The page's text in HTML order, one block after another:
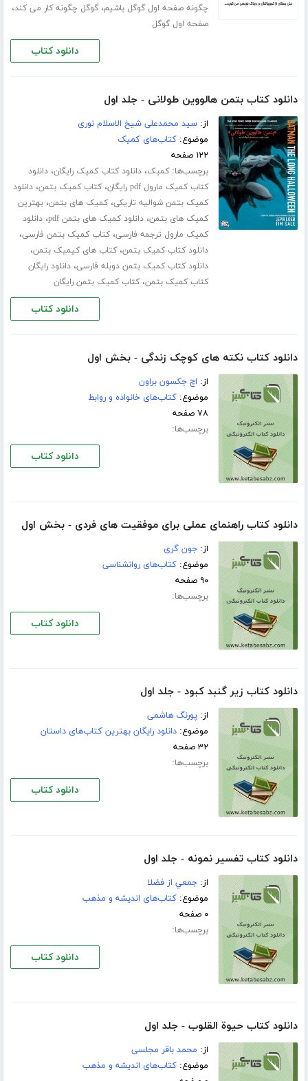
چگونه صفحه اول گوگل باشیم،گوگل چگونه کار می کند،
صفحه اول گوگل
دانلود کتاب
دانلود کتاب بتمن هالووین طولانی - جلد اول
از:سید محمدعلی شیخ الاسلام نوری
موضوع:کتاب‌های کمیک
۱۲۲ صفحه
برچسب‌ها:کمیک،دانلود کتاب کمیک رایگان،دانلود
کتاب کمیک مارول pdf رایگان
،کتاب کمیک بتمن،دانلود
کمیک بتمن شوالیه تاریکی،کمیک های بتمن،بهترین
کمیک های بتمن،دانلود کمیک های بتمن pdf ،دانلود
کمیک مارول ترجمه فارسی،کتاب کمیک بتمن فارسی،
دانلود کتاب کمیک بتمن،کتاب های کیمیک بتمن،
دانلود کتاب کمیک بتمن دوبله فارسی،دانلود رایگان
کتاب کمیک بتمن،کتاب کمیک بتمن رایگان
دانلود کتاب
دانلود کتاب نکته های کوچک زندگی - بخش اول
از: اچ جکسون براون
موضوع:کتاب‌های خانواده و روابط
۷۸ صفحه
برچسب‌ها:
دانلود کتاب
دانلود کتاب راهنمای عملی برای موفقیت های فردی - بخش اول
از:جون گری
موضوع:کتاب‌های روانشناسی
۹۰ صفحه
برچسب‌ها:
دانلود کتاب
دانلود کتاب زیر گنبد کبود - جلد اول
از:پورنگ هاشمی
موضوع:دانلود رایگان بهترین کتاب‌های داستان
۳۲ صفحه
برچسب‌ها:
دانلود کتاب
دانلود کتاب تفسير نمونه - جلد اول
از:جمعي از فضلا
موضوع:کتاب‌های اندیشه و مذهب
۰ صفحه
برچسب‌ها:
دانلود کتاب
دانلود کتاب حیوة القلوب - جلد اول
از: محمد باقر مجلسی
موضوع:کتاب‌های اندیشه و مذهب